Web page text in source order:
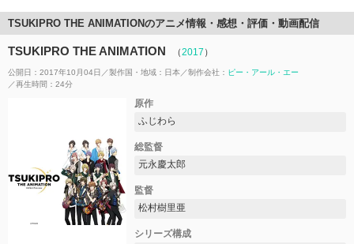
TSUKIPRO THE ANIMATIONのアニメ情報・感想・評価・動画配信
TSUKIPRO THE ANIMATION （2017 ）
公開日：2017年10月04日 製作国・地域： 日本 制作会社： ピー・アール・エー
再生時間：24分
原作
ふじわら
総監督
元永慶太郎
監督
松村樹里亜
シリーズ構成